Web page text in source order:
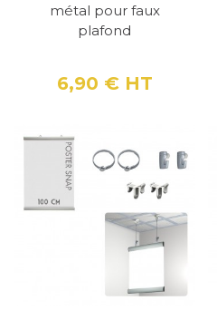
métal pour faux
plafond
Prix
6,90 € HT